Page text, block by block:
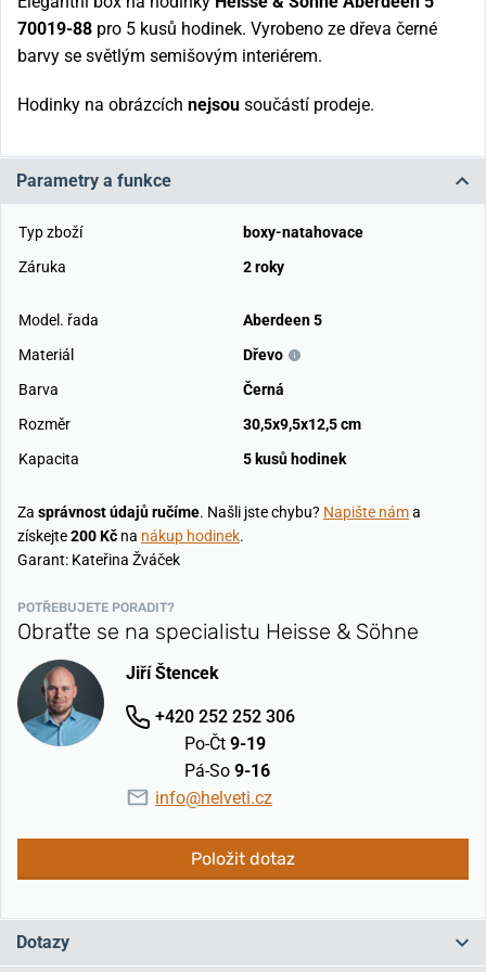
70019-88 pro 5 kusů hodinek. Vyrobeno ze dřeva černé
barvy se světlým semišovým interiérem.
Hodinky na obrázcích nejsou součástí prodeje.
Parametry a funkce
Typ zboží
boxy-natahovace
Záruka
2 roky
Model. řada
Aberdeen 5
Materiál
Dřevo
Barva
Černá
Rozměr
30,5x9,5x12,5 cm
Kapacita
5 kusů hodinek
Za správnost údajů ručíme. Našli jste chybu? Napište náma
získejte200 Kč na nákup hodinek.
Garant: Kateřina Žváček
POTŘEBUJETE PORADIT?
Obraťte se na specialistu Heisse & Söhne
Jiří Štencek
+420 252 252 306
Po-Čt 9-19
Pá-So 9-16
info@helveti.cz
Položit dotaz
Dotazy